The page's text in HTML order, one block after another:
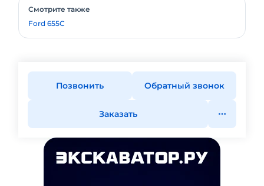
Смотрите также
Ford 655C
Позвонить Обратный звонок
Заказать